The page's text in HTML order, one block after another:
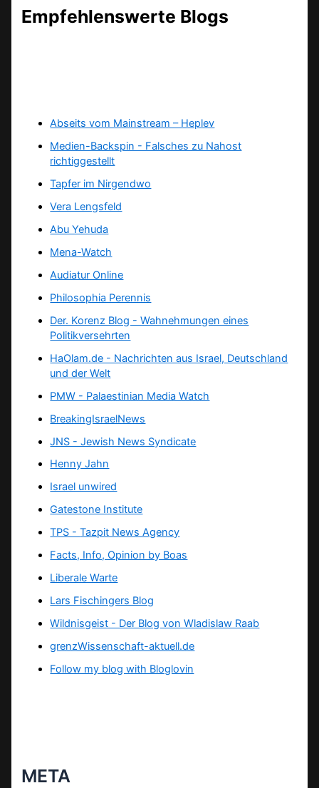
Empfehlenswerte Blogs
Abseits vom Mainstream – Heplev
Medien-Backspin - Falsches zu Nahost
richtiggestellt
Tapfer im Nirgendwo
Vera Lengsfeld
Abu Yehuda
Mena-Watch
Audiatur Online
Philosophia Perennis
Der. Korenz Blog - Wahnehmungen eines
Politikversehrten
HaOlam.de - Nachrichten aus Israel, Deutschland
und der Welt
PMW - Palaestinian Media Watch
BreakingIsraelNews
JNS - Jewish News Syndicate
Henny Jahn
Israel unwired
Gatestone Institute
TPS -Tazpit News Agency
Facts, Info, Opinion by Boas
Liberale Warte
Lars Fischingers Blog
Wildnisgeist - Der Blog von Wladislaw Raab
grenzWissenschaft-aktuell.de
Follow my blog with Bloglovin
META